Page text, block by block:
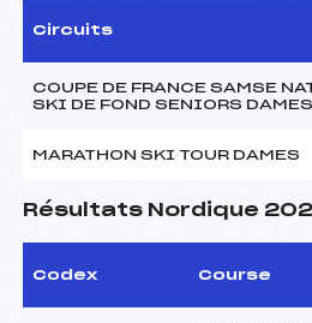
Circuits
COUPE DE FRANCE SAMSE
SKI DE FOND SENIORS DAMES
MARATHON SKI TOUR DAMES
Résultats Nordique
Codex Course